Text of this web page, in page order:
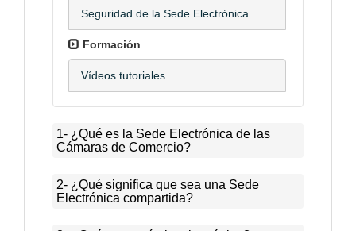
Seguridad de la Sede Electrónica
Formación
Vídeos tutoriales
1- ¿Qué es la Sede Electrónica de las
Cámaras de Comercio?
2- ¿Qué significa que sea una Sede
Electrónica compartida?